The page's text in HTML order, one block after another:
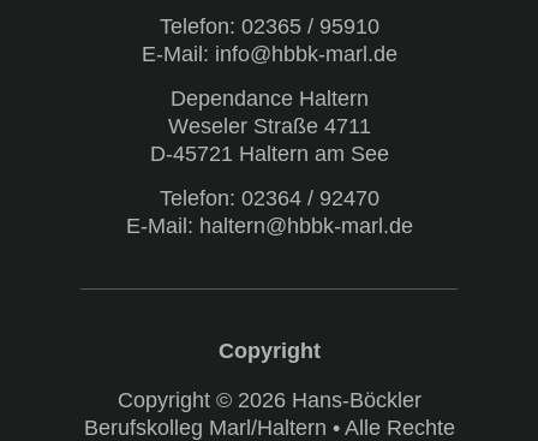
Telefon: 02365 / 95910
E-Mail: info@hbbk-marl.de
Dependance Haltern
Weseler Straße 4711
D-45721 Haltern am See
Telefon: 02364 / 92470
E-Mail: haltern@hbbk-marl.de
Copyright © 2026 Hans-Böckler
Berufskolleg Marl/Haltern • Alle Rechte